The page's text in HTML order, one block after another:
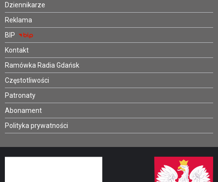
Dziennikarze
Reklama
BIP
Kontakt
Ramówka Radia Gdańsk
Częstotliwości
Patronaty
Abonament
Polityka prywatności